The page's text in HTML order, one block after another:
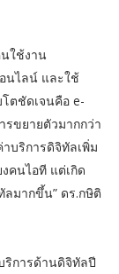
ใช้งาน
นไลน์ และใช้
ตชัดเจนคือ e-
รขยายตัวมากกว่า
บริการดิจิทัลเพิ่ม
คนไอที แต่เกิด
ลมากขึ้น” ดร.กษิติ
ริการด้านดิจิทัลปี